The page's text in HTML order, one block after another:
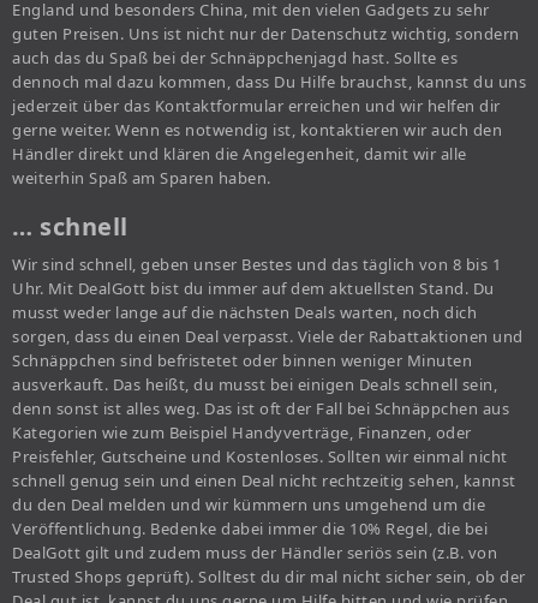
England und besonders China, mit den vielen Gadgets zu sehr
guten Preisen. Uns ist nicht nur der Datenschutz wichtig, sondern
auch das du Spaß bei der Schnäppchenjagd hast. Sollte es
dennoch mal dazu kommen, dass Du Hilfe brauchst, kannst du uns
jederzeit über das Kontaktformular erreichen und wir helfen dir
gerne weiter. Wenn es notwendig ist, kontaktieren wir auch den
Händler direkt und klären die Angelegenheit, damit wir alle
weiterhin Spaß am Sparen haben.
… schnell
Wir sind schnell, geben unser Bestes und das täglich von 8 bis 1
Uhr. Mit DealGott bist du immer auf dem aktuellsten Stand. Du
musst weder lange auf die nächsten Deals warten, noch dich
sorgen, dass du einen Deal verpasst. Viele der Rabattaktionen und
Schnäppchen sind befristetet oder binnen weniger Minuten
ausverkauft. Das heißt, du musst bei einigen Deals schnell sein,
denn sonst ist alles weg. Das ist oft der Fall bei Schnäppchen aus
Kategorien wie zum Beispiel Handyverträge, Finanzen, oder
Preisfehler, Gutscheine und Kostenloses. Sollten wir einmal nicht
schnell genug sein und einen Deal nicht rechtzeitig sehen, kannst
du den Deal melden und wir kümmern uns umgehend um die
Veröffentlichung. Bedenke dabei immer die 10% Regel, die bei
DealGott gilt und zudem muss der Händler seriös sein (z.B. von
Trusted Shops geprüft). Solltest du dir mal nicht sicher sein, ob der